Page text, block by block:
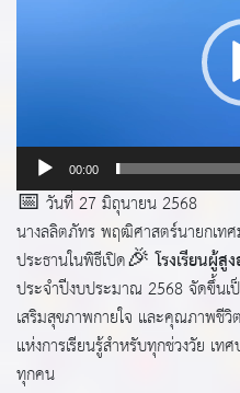
ล์
ดี
โ
อ
00:00
📅 วันที่ 27 มิถุนายน 2568
นางลลิตภัทร พฤฒิศาสตร์นายกเทศ
ประธานในพิธีเปิด🎉โรงเรียนผู้
ประจำปีงบประมาณ 2568 จัดขึ้นเ
เสริมสุขภาพกายใจ และคุณภาพชีวิ
แห่งการเรียนรู้สำหรับทุกช่วงวัย เท
ทุกคน